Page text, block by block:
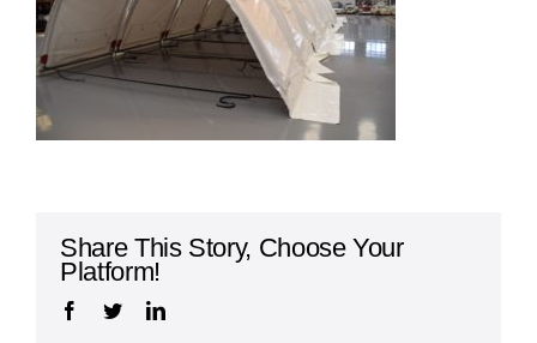
Abris de chantier pour l’archéologie
Share This Story, Choose Your
Platform!
Facebook
TwitterLinkedIn